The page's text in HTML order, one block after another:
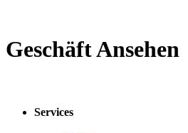
Geschäft Ansehen
Services